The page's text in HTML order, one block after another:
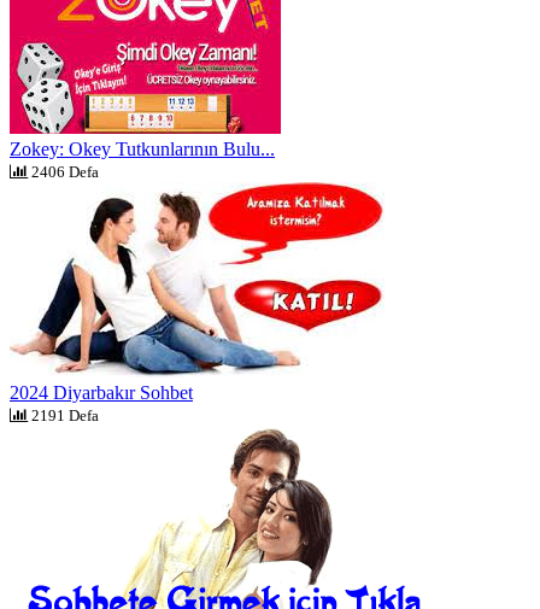
Zokey: Okey Tutkunlarının Bulu...
2406 Defa
2024 Diyarbakır Sohbet
2191 Defa